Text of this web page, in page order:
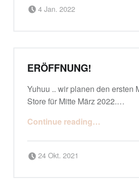
4 Jan. 2022
ERÖFFNUNG!
Yuhuu .. wir planen den ersten
Store für Mitte März 2022.…
Continue reading…
24 Okt. 2021